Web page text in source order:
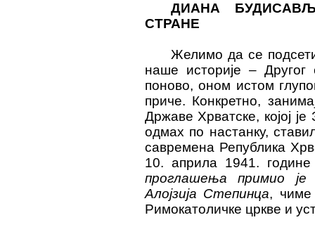
ДИАНА
СТРАНЕ
Желимо да се
наше историје – Другог
поново, оном истом
приче. Конкретно,
Државе Хрватске, којој
одмах по настанку,
савремена Република
10. априла 1941.
проглашења примио
Алојзија Степинца, чиме
Римокатоличке цркве и